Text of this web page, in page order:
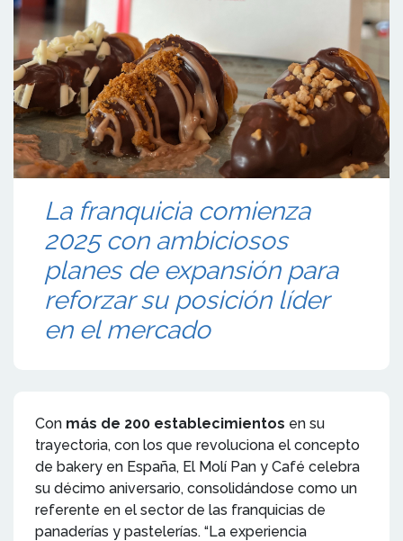
La franquicia comienza
2025 con ambiciosos
planes de expansión para
reforzar su posición líder
en el mercado
Con más de 200 establecimientos en su
trayectoria, con los que revoluciona el concepto
de bakery en España, El Molí Pan y Café celebra
su décimo aniversario, consolidándose como un
referente en el sector de las franquicias de
panaderías y pastelerías. “La experiencia